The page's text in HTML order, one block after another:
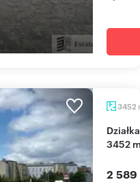
3452
Działka pod usługi na terenie Galerii Radomsko,
3452
2 589